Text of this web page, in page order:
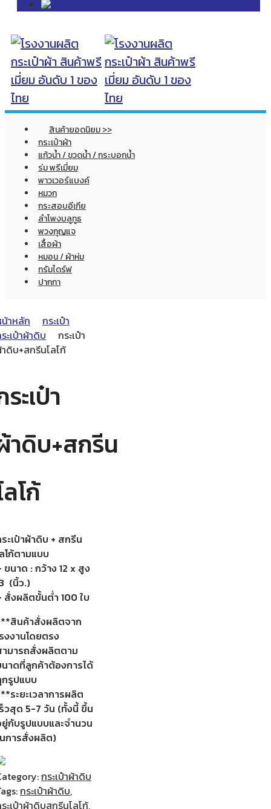
สินค้ายอดนิยม >>
กระเป๋าผ้า
แก้วน้ำ / ขวดน้ำ / กระบอกน้ำ
ร่ม พรีเมี่ยม
พาวเวอร์แบงค์
หมวก
กระสอบอีเกีย
ลำโพงบลูทูธ
พวงกุญแจ
เสื้อผ้า
หมอน / ผ้าห่ม
ทรัมไดร์ฟ
ปากกา
าหลัก
กระเป๋า
ะเป๋าผ้าดิบ
กระเป๋า
ดิบ+สกรีนโลโก้
ะเป๋า
าดิบ+สกรีน
ลโก้
ะเป๋าผ้าดิบ + สกรีน
โก้ตามแบบ
ขนาด : กว้าง 12 x สูง
(นิ้ว.)
สั่งผลิตขั้นต่ำ 100 ใบ
สินค้าสั่งผลิตจาก
งงานโดยตรง
มารถสั่งผลิตตาม
าดที่ลูกค้าต้องการได้
รูปแบบ
ระยะเวลาการผลิต
วสุด 5-7 วัน (ทั้งนี้ ขึ้น
กับรูปแบบและจำนวน
การสั่งผลิต)
กระเป๋าผ้าดิบ
กระเป๋าผ้าดิบ,
ะเป๋าผ้าดิบสกรีนโลโก้,